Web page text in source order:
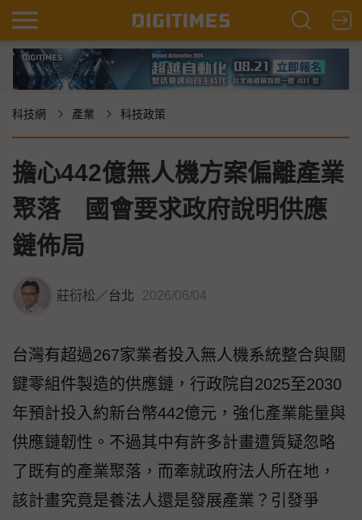
科技網 產業 科技政策
擔心442億無人機方案偏離產業
聚落 國會要求政府說明供應
鏈佈局
莊衍松／台北 2026/06/04
台灣有超過267家業者投入無人機系統整合與關
鍵零組件製造的供應鏈，行政院自2025至2030
年預計投入約新台幣442億元，強化產業能量與
供應鏈韌性。不過其中有許多計畫遭質疑忽略
了既有的產業聚落，而牽就政府法人所在地，
該計畫究竟是養法人還是發展產業？引發爭